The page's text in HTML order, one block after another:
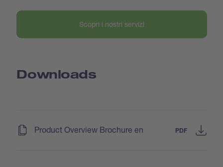
Scopri i nostri servizi
Downloads
Product Overview Brochure en PDF